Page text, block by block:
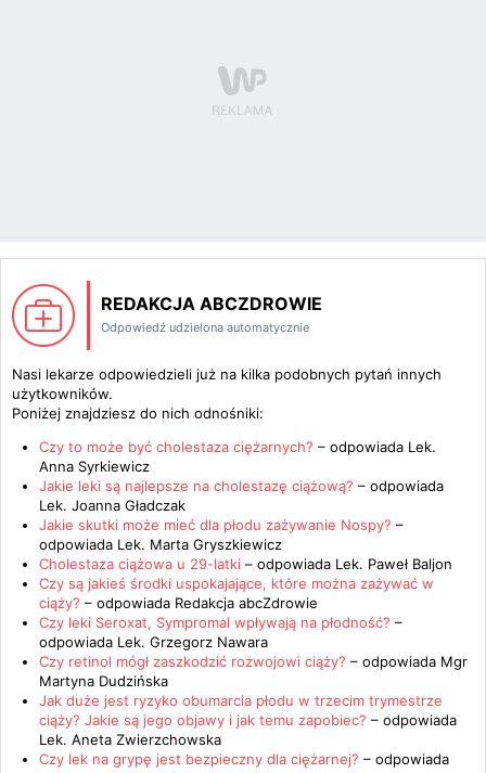
REDAKCJA ABCZDROWIE
Odpowiedź udzielona automatycznie
Nasi lekarze odpowiedzieli już na kilka podobnych pytań innych
użytkowników.
Poniżej znajdziesz do nich odnośniki:
Czy to może być cholestaza ciężarnych? – odpowiada Lek.
Anna Syrkiewicz
Jakie leki są najlepsze na cholestazę ciążową? – odpowiada
Lek. Joanna Gładczak
Jakie skutki może mieć dla płodu zażywanie Nospy? –
odpowiada Lek. Marta Gryszkiewicz
Cholestaza ciążowa u 29-latki – odpowiada Lek. Paweł Baljon
Czy są jakieś środki uspokajające, które można zażywać w
ciąży? – odpowiada Redakcja abcZdrowie
Czy leki Seroxat, Sympromal wpływają na płodność? –
odpowiada Lek. Grzegorz Nawara
Czy retinol mógł zaszkodzić rozwojowi ciąży? – odpowiada Mgr
Martyna Dudzińska
Jak duże jest ryzyko obumarcia płodu w trzecim trymestrze
ciąży? Jakie są jego objawy i jak temu zapobiec? – odpowiada
Lek. Aneta Zwierzchowska
Czy lek na grypę jest bezpieczny dla ciężarnej? – odpowiada